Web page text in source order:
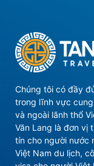
Chúng tôi có đầy
trong lĩnh vực
và ngoài lãnh thổ
Văn Lang là đơn vị
tín cho người nước
Việt Nam du lịch,